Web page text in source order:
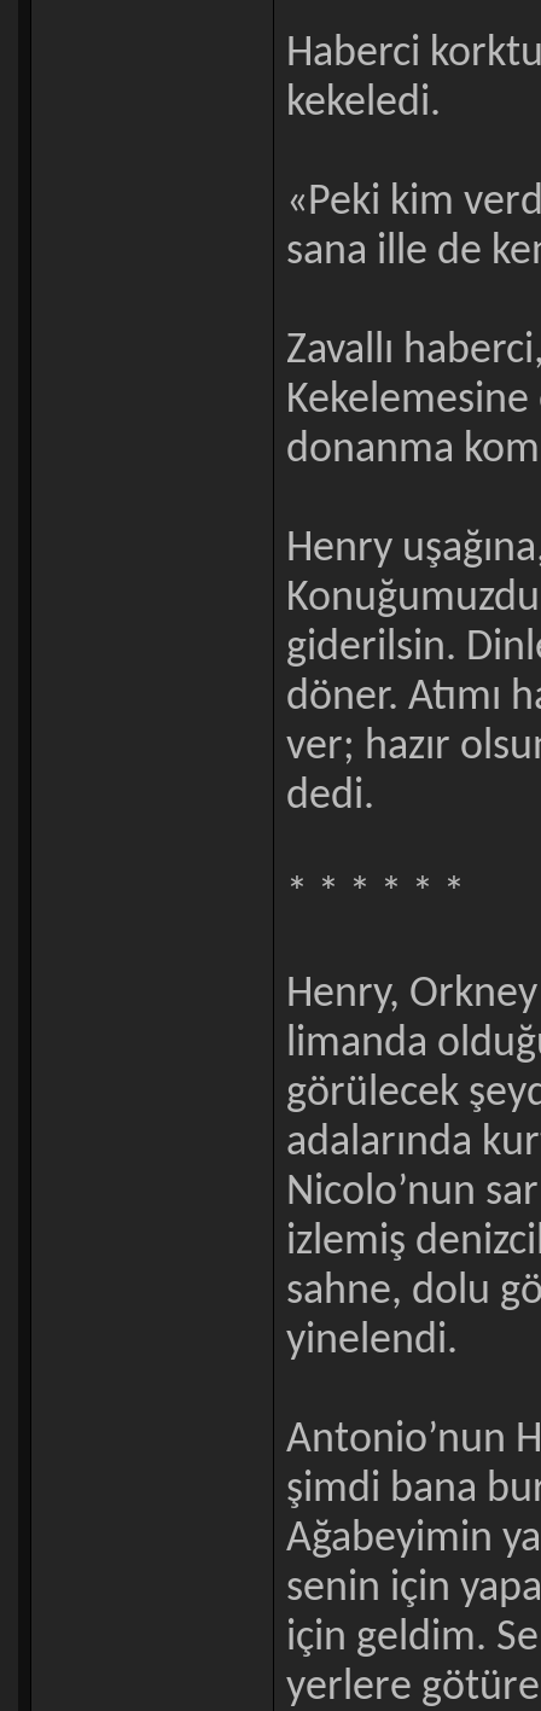
Haberci
kekeledi.
«Peki kim
sana ille de
Zavallı
donanma
Henry
giderilsin.
döner. Atımı
ver; hazır
dedi.
* * * * * *
Henry,
limanda
görülecek
adalarında
Nicolo’nun
izlemiş
sahne, dolu
yinelendi.
Antonio’nun
şimdi bana
Ağabeyimin
senin için
için geldim.
yerlere